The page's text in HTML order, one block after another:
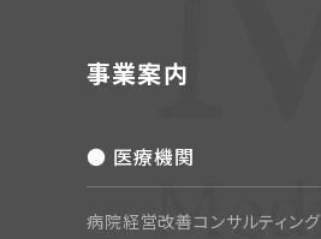
事業案内
● 医療機関
病院経営改善コンサルティング